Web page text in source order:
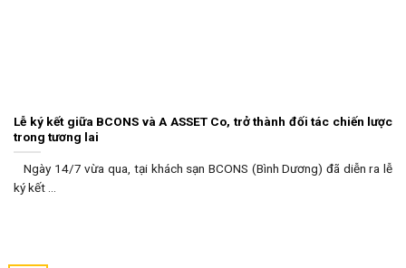
Lễ ký kết giữa BCONS và A ASSET Co, trở thành đối tác chiến lược
trong tương lai
Ngày 14/7 vừa qua, tại khách sạn BCONS (Bình Dương) đã diễn ra lễ
ký kết ...